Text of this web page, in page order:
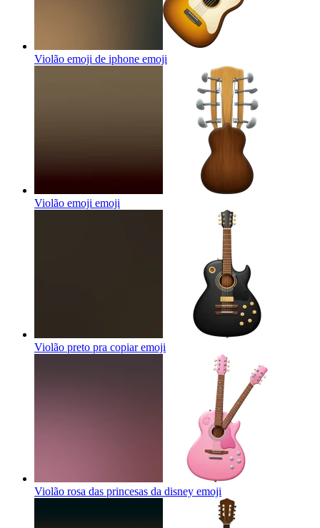
Violão emoji de iphone emoji
Violão emoji emoji
Violão preto pra copiaremoji
Violão rosa das princesas da disney emoji